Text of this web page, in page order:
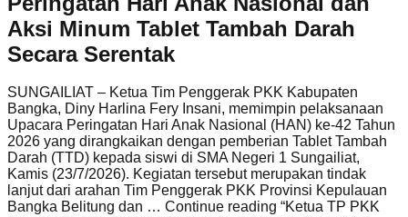
Aksi Minum Tablet Tambah Darah
Secara Serentak
SUNGAILIAT – Ketua Tim Penggerak PKK Kabupaten
Bangka, Diny Harlina Fery Insani, memimpin pelaksanaan
Upacara Peringatan Hari Anak Nasional (HAN) ke-42 Tahun
2026 yang dirangkaikan dengan pemberian Tablet Tambah
Darah (TTD) kepada siswi di SMA Negeri 1 Sungailiat,
Kamis (23/7/2026). Kegiatan tersebut merupakan tindak
lanjut dari arahan Tim Penggerak PKK Provinsi Kepulauan
Bangka Belitung dan … Continue reading “Ketua TP PKK